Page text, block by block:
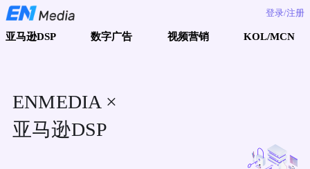
登录/注册
亚马逊DSP 数字广告 视频营销 KOL/MCN
ENMEDIA ×
亚马逊DSP